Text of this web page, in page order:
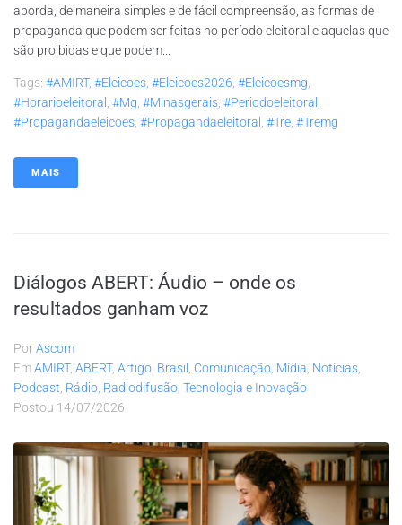
aborda, de maneira simples e de fácil compreensão, as formas de
propaganda que podem ser feitas no período eleitoral e aquelas que
são proibidas e que podem...
Tags: #AMIRT, #eleicoes, #eleicoes2026, #eleicoesmg,
#horarioeleitoral , #mg, #minasgerais, #periodoeleitoral ,
#propagandaeleicoes, #propagandaeleitoral , #tre, #tremg
MAIS
Diálogos ABERT: Áudio – onde os
resultados ganham voz
PorAscom
EmAMIRT, ABERT, Artigo, Brasil , Comunicação, Mídia, Notícias,
Podcast, Rádio, Radiodifusão, Tecnologia e Inovação
Postou 14/07/2026